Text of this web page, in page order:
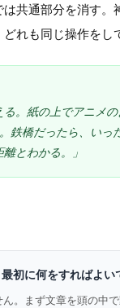
共通部分を消す
れも同じ操作をし
る。紙の上でアニメ
鉄橋だったら、い
とわかる。」
初に何をすればよい
。まず文章を頭の中